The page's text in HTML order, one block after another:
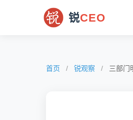
锐CEO
首页 / 锐观察 / 三部门